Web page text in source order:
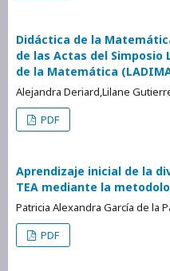
Didáctica de la
de las Actas del
de la Matemática
Alejandra Deriard,Lilane
PDF
Aprendizaje inicial de la
TEA mediante la
Patricia Alexandra García de la
PDF